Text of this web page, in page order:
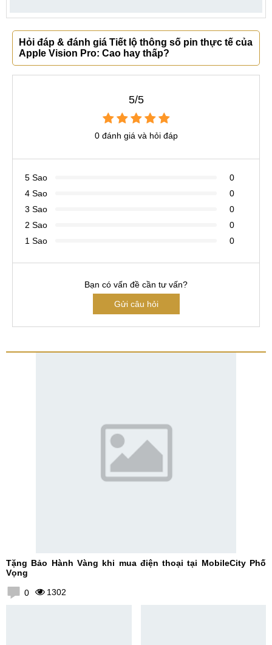
Hỏi đáp & đánh giá Tiết lộ thông số pin thực tế của
Apple Vision Pro: Cao hay thấp?
5/5
0 đánh giá và hỏi đáp
5 Sao
0
4 Sao
0
3 Sao
0
2 Sao
0
1 Sao
0
Bạn có vấn đề cần tư vấn?
Gửi câu hỏi
Tặng Bảo Hành Vàng khi mua điện thoại tại MobileCity Phố
Vọng
0 1302